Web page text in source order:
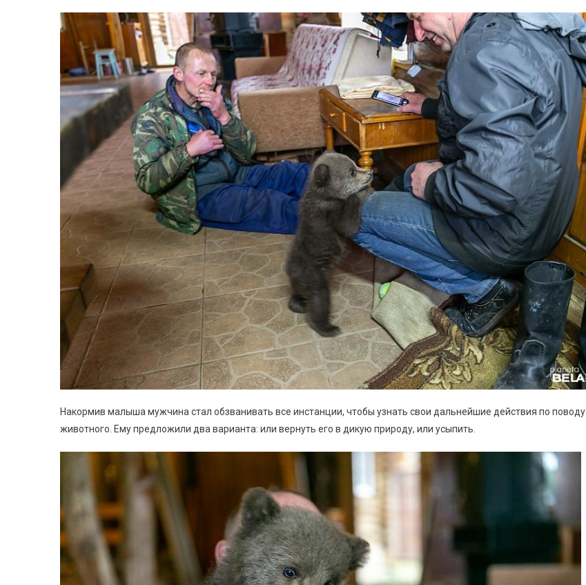
Накормив малыша мужчина стал обзванивать все инстанции, чтобы узнать свои дальнейшие действия по поводу
животного. Ему предложили два варианта: или вернуть его в дикую природу, или усыпить.